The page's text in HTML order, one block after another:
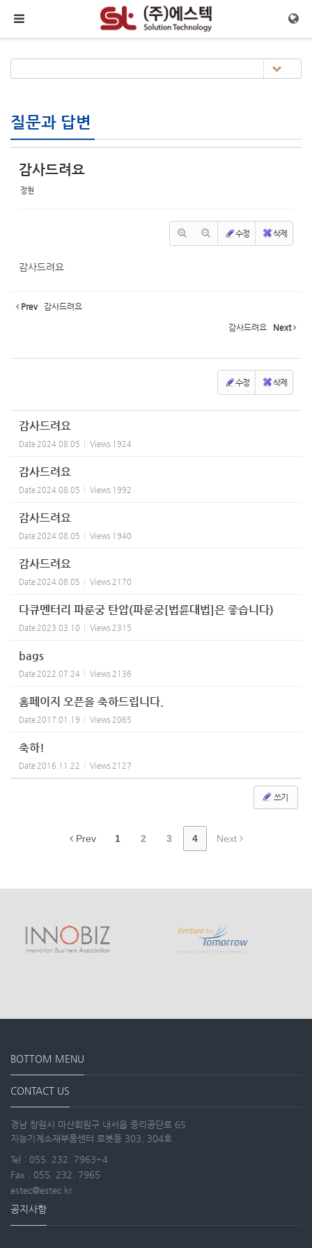
메뉴 건너뛰기
질문과 답변
감사드려요
정현
수정 삭제
감사드려요
Prev 감사드려요
감사드려요 Next
수정 삭제
감사드려요
Date 2024.08.05 Views 1924
감사드려요
Date 2024.08.05 Views 1992
감사드려요
Date 2024.08.05 Views 1940
감사드려요
Date 2024.08.05 Views 2170
다큐멘터리 파룬궁 탄압(파룬궁[법륜대법]은 좋습니다)
Date 2023.03.10 Views 2315
bags
Date 2022.07.24 Views 2136
홈페이지 오픈을 축하드립니다.
Date 2017.01.19 Views 2065
축하!
Date 2016.11.22 Views 2127
쓰기
Prev 1 2 3 4 Next
BOTTOM MENU
CONTACT US
경남 창원시 마산회원구 내서읍 중리공단로 65
지능기계소재부품센터 로봇동 303, 304호
Tel : 055. 232. 7963~4
Fax : 055. 232. 7965
estec@estec.kr
공지사항